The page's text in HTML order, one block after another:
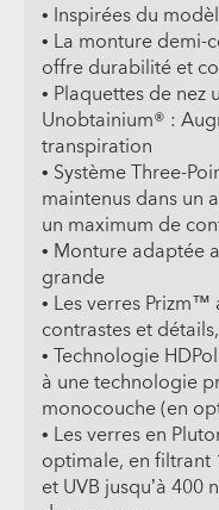
• Inspirées du
• La monture
offre durabilité et
• Plaquettes de nez
Unobtainium® :
transpiration
• Système Three-
maintenus dans un
un maximum de
• Monture adaptée
grande
• Les verres
contrastes et
• Technologie
à une technologie
monocouche (en
• Les verres en
optimale, en filtrant
et UVB jusqu’à 400